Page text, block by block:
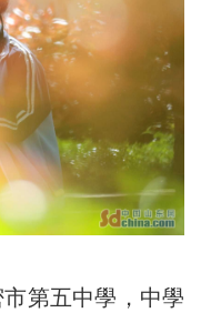
第五中學，中學